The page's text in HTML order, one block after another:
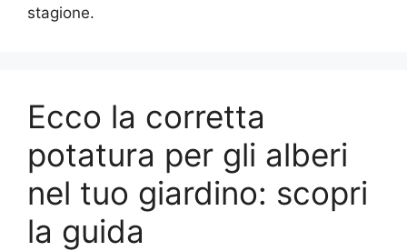
stagione.
Ecco la corretta
potatura per gli alberi
nel tuo giardino: scopri
la guida